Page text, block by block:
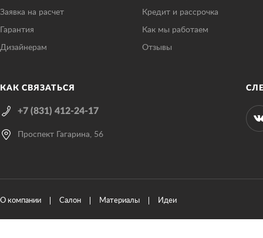
Заявка на расчет Кредит и рассрочка
Гарантия Как мы работаем
Дизайнерам Отзывы
КАК СВЯЗАТЬСЯ
+7 (831) 412-24-17
Проспект Гагарина, 56
О компании Салон Материалы Идеи